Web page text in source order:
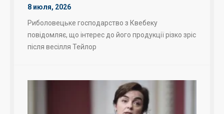
8 июля, 2026
Риболовецьке господарство з Квебеку
повідомляє, що інтерес до його продукції різко зріс
після весілля Тейлор